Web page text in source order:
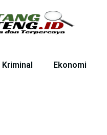
Kriminal Ekonomi